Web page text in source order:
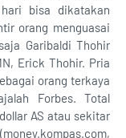
bisa dikatakan
orang menguasai
Garibaldi Thohir
Erick Thohir. Pria
orang terkaya
Forbes. Total
AS atau sekitar